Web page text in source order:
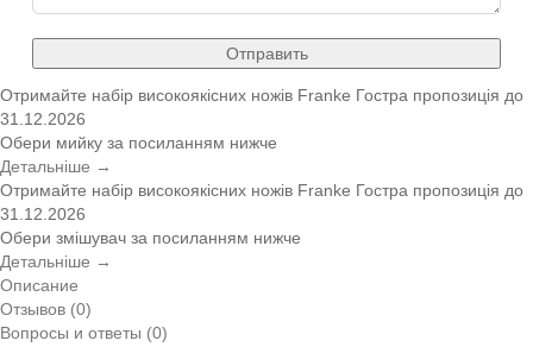
Отправить
Отримайте набір високоякісних ножів Franke Гостра пропозиція до
31.12.2026
Обери мийку за посиланням нижче
Детальніше →
Отримайте набір високоякісних ножів Franke Гостра пропозиція до
31.12.2026
Обери змішувач за посиланням нижче
Детальніше →
Описание
Отзывов (0)
Вопросы и ответы (0)